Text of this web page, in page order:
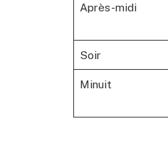
Après-midi
Soir
Minuit